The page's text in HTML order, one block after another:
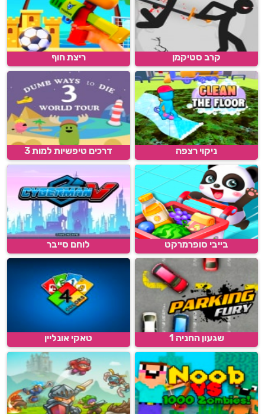
קרב סטיקמן ריצת חוף
ניקוי רצפה דרכים טיפשיות למות 3
בייבי סופרמרקט לוחם סייבר
שגעון החניה 1 טאקי אונליין